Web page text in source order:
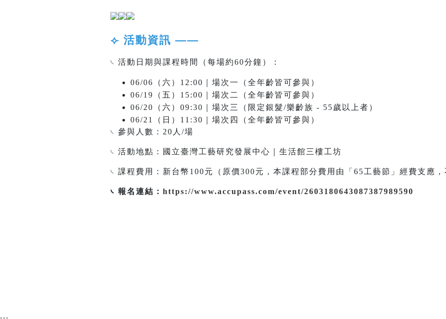
⟣ 活動資訊 ——
𓏹 活動日期與課程時間（每場約60分鐘）：
06/06（六）12:00｜場次一（全年齡皆可參與）
06/19（五）15:00｜場次二（全年齡皆可參與）
06/20（六）09:30｜場次三（限定銀髮/樂齡族 - 55歲以上者）
06/21（日）11:30｜場次四（全年齡皆可參與）
𓏹 參與人數：20人/場
𓏹 活動地點：國立臺灣工藝研究發展中心｜生活館三樓工坊
𓏹 課程費用：新台幣100元（原價300元，本課程部分費用由「65工藝節」經費支應
𓏹 報名連結： https://www.accupass.com/event/2603180643087387989590